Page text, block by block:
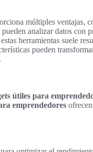
múltiples ventajas,
analizar datos con
herramientas suele
pueden
útiles para
emprendedores